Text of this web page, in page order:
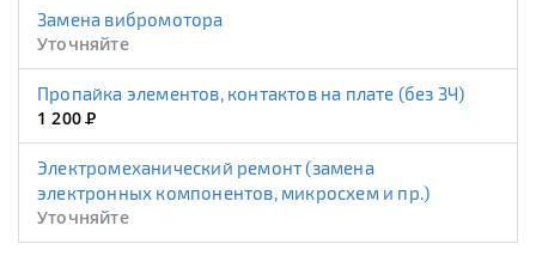
Замена вибромотора
Уточняйте
Пропайка элементов, контактов на плате (без ЗЧ)
1 200Р
Электромеханический ремонт (замена
электронных компонентов, микросхем и пр.)
Уточняйте